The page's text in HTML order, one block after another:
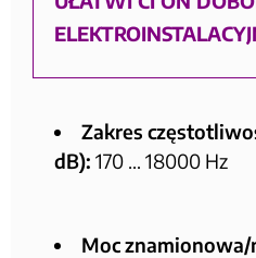
Zakres
dB): 170 … 18000 Hz
Moc znamionowa/